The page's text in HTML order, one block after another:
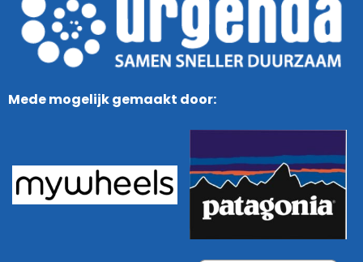
Mede mogelijk gemaakt door: